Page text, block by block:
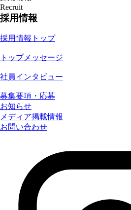
Recruit
採用情報
採用情報トップ
トップメッセージ
社員インタビュー
募集要項・応募
お知らせ
メディア掲載情報
お問い合わせ